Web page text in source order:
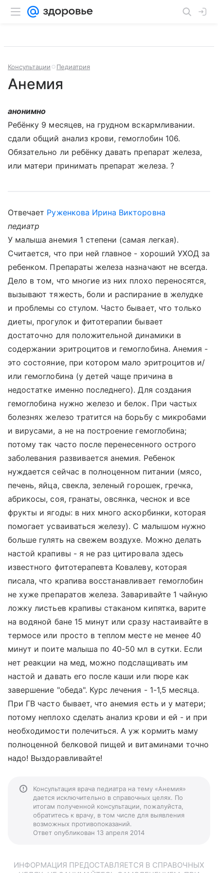
Консультации Педиатрия
Анемия
анонимно
Ребёнку 9 месяцев, на грудном вскармливании.
сдали общий анализ крови, гемоглобин 106.
Обязательно ли ребёнку давать препарат железа,
или матери принимать препарат железа. ?
Отвечает Руженкова Ирина Викторовна
педиатр
У малыша анемия 1 степени (самая легкая).
Считается, что при ней главное - хороший УХОД за
ребенком. Препараты железа назначают не всегда.
Дело в том, что многие из них плохо переносятся,
вызывают тяжесть, боли и распирание в желудке
и проблемы со стулом. Часто бывает, что только
диеты, прогулок и фитотерапии бывает
достаточно для положительной динамики в
содержании эритроцитов и гемоглобина. Анемия -
это состояние, при котором мало эритроцитов и/
или гемоглобина (у детей чаще причина в
недостатке именно последнего). Для создания
гемоглобина нужно железо и белок. При частых
болезнях железо тратится на борьбу с микробами
и вирусами, а не на построение гемоглобина;
потому так часто после перенесенного острого
заболевания развивается анемия. Ребенок
нуждается сейчас в полноценном питании (мясо,
печень, яйца, свекла, зеленый горошек, гречка,
абрикосы, соя, гранаты, овсянка, чеснок и все
фрукты и ягоды: в них много аскорбинки, которая
помогает усваиваться железу). С малышом нужно
больше гулять на свежем воздухе. Можно делать
настой крапивы - я не раз цитировала здесь
известного фитотерапевта Ковалеву, которая
писала, что крапива восстанавливает гемоглобин
не хуже препаратов железа. Заваривайте 1 чайную
ложку листьев крапивы стаканом кипятка, варите
на водяной бане 15 минут или сразу настаивайте в
термосе или просто в теплом месте не менее 40
минут и поите малыша по 40-50 мл в сутки. Если
нет реакции на мед, можно подслащивать им
настой и давать его после каши или пюре как
завершение "обеда". Курс лечения - 1-1,5 месяца.
При ГВ часто бывает, что анемия есть и у матери;
потому неплохо сделать анализ крови и ей - и при
необходимости полечиться. А уж кормить маму
полноценной белковой пищей и витаминами точно
надо! Выздоравливайте!
Консультация врача педиатра на тему «Анемия»
дается исключительно в справочных целях. По
итогам полученной консультации, пожалуйста,
обратитесь к врачу, в том числе для выявления
возможных противопоказаний.
Ответ опубликован 13 апреля 2014
ИНФОРМАЦИЯ ПРЕДОСТАВЛЯЕТСЯ В СПРАВОЧНЫХ